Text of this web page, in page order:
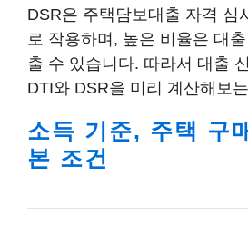
DSR은 주택담보대출 자격 심
로 작용하며, 높은 비율은 대
출 수 있습니다. 따라서 대출
DTI와 DSR을 미리 계산해보
소득 기준, 주택 구
본 조건